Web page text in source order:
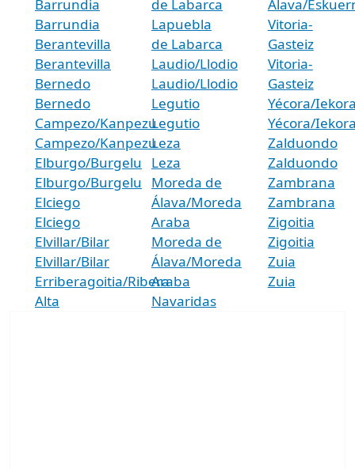
Barrundia
Barrundia
Berantevilla
Berantevilla
Bernedo
Bernedo
Campezo/Kanpezu
Campezo/Kanpezu
Elburgo/Burgelu
Elburgo/Burgelu
Elciego
Elciego
Elvillar/Bilar
Elvillar/Bilar
Erriberagoitia/Ribera
Alta
de Labarca
Lapuebla
de Labarca
Laudio/Llodio
Laudio/Llodio
Legutio
Legutio
Leza
Leza
Moreda de
Álava/Moreda
Araba
Moreda de
Álava/Moreda
Araba
Navaridas
Álava/
Vitoria-
Gasteiz
Vitoria-
Gasteiz
Yécora/
Yécora/
Zalduondo
Zalduondo
Zambrana
Zambrana
Zigoitia
Zigoitia
Zuia
Zuia